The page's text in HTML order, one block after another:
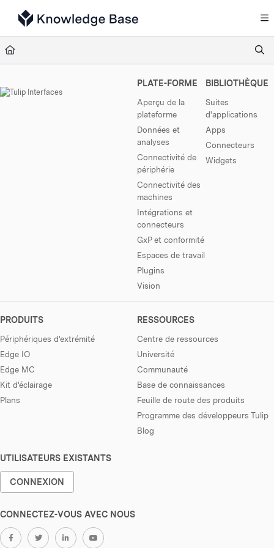
Documentation Index
Fetch the complete documentation index at:
Use this file to discover all available pages before exploring further.
PLATE-FORME
Aperçu de la
plateforme
Données et
analyses
Connectivité de
périphérie
Connectivité des
machines
Intégrations et
connecteurs
GxP et conformité
Espaces de travail
Plugins
Vision
BIBLIOTHÈQUE
Suites
d'applications
Apps
Connecteurs
Widgets
PRODUITS
Périphériques d'extrémité
Edge IO
Edge MC
Kit d'éclairage
Plans
RESSOURCES
Centre de ressources
Université
Communauté
Base de connaissances
Feuille de route des produits
Programme des développeurs Tulip
Blog
UTILISATEURS EXISTANTS
CONNEXION
CONNECTEZ-VOUS AVEC NOUS